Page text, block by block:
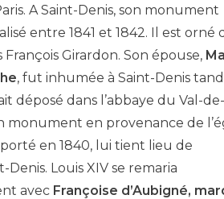
A Saint-Denis, son monument
entre 1841 et 1842. Il est orné
François Girardon. Son épouse,
, fut inhumée à Saint-Denis
déposé dans l’abbaye du Val-de-
monument en provenance de
en 1840, lui tient lieu de
Louis XIV se remaria
avec Françoise d’Aubigné,